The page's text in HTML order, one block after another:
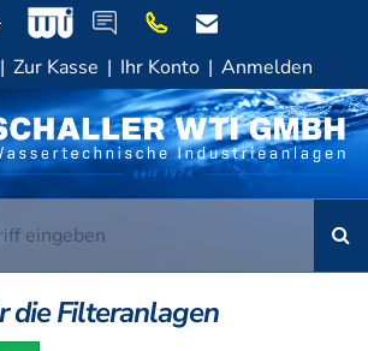
www.schaller-
wti.de
Kontakt
0
62
92
-
10
info@wasseraufbereitung-
shop24.de
Zur Kasse Ihr Konto Anmelden
die Filteranlagen